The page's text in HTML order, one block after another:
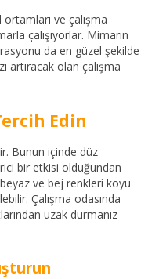
ve çalışma
çalışıyorlar. Mimarın
da en güzel şekilde
artıracak olan çalışma
Edin
Bunun içinde düz
bir etkisi olduğundan
ve bej renkleri koyu
Çalışma odasında
uzak durmanız